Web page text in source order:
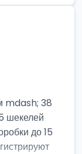
mdash; 38
шекелей
до 15